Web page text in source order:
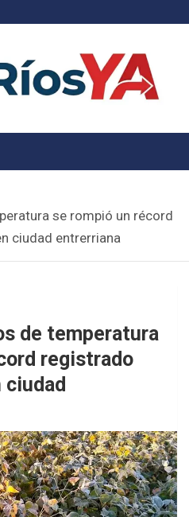
Ríos
ahora
se rompió un récord
ciudad entrerriana
de temperatura
registrado
ciudad